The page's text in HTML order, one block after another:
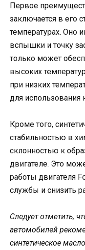
Первое
заключается в его
температурах. Оно
вспышки и точку
только может
высоких
при низких
для использования
Кроме того,
стабильностью в
склонностью к
двигателе. Это
работы двигателя
службы и снизить
Следует отметить,
автомобилей
синтетическое